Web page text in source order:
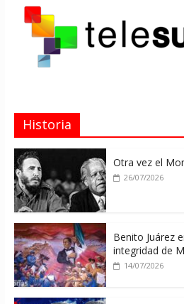
Historia
Otra vez el
26/07/2026
Benito Juárez
integridad de
14/07/2026